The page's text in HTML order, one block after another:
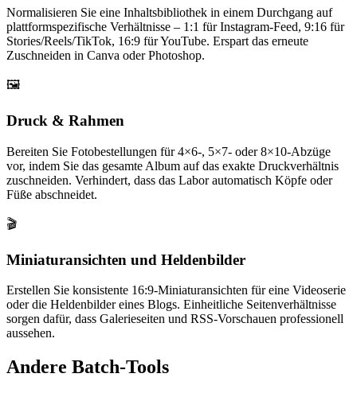
Normalisieren Sie eine Inhaltsbibliothek in einem Durchgang auf
plattformspezifische Verhältnisse – 1:1 für Instagram-Feed, 9:16 für
Stories/Reels/TikTok, 16:9 für YouTube. Erspart das erneute
Zuschneiden in Canva oder Photoshop.
🖼️
Druck & Rahmen
Bereiten Sie Fotobestellungen für 4×6-, 5×7- oder 8×10-Abzüge
vor, indem Sie das gesamte Album auf das exakte Druckverhältnis
zuschneiden. Verhindert, dass das Labor automatisch Köpfe oder
Füße abschneidet.
🎬
Miniaturansichten und Heldenbilder
Erstellen Sie konsistente 16:9-Miniaturansichten für eine Videoserie
oder die Heldenbilder eines Blogs. Einheitliche Seitenverhältnisse
sorgen dafür, dass Galerieseiten und RSS-Vorschauen professionell
aussehen.
Andere Batch-Tools